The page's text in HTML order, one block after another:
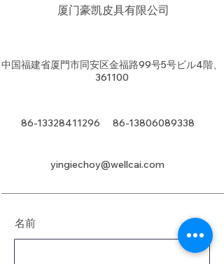
​厦门豪凯皮具有限公司
中国福建省厦門市同安区金福路99号5号ビル4階、
361100
86-13328411296 86-13806089338
yingiechoy@wellcai.com
名前